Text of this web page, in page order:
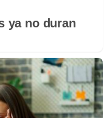
ya no duran